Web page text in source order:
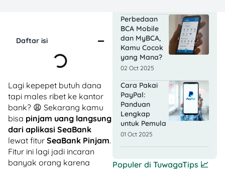
Daftar isi
Lagi kepepet butuh dana
tapi males ribet ke kantor
bank? 😩 Sekarang kamu
bisa pinjam uang langsung
dari aplikasi SeaBank
lewat fitur SeaBank Pinjam.
Fitur ini lagi jadi incaran
banyak orang karena
Perbedaan
BCA Mobile
dan MyBCA,
Kamu Cocok
yang Mana?
02 Oct 2025
Cara Pakai
PayPal:
Panduan
Lengkap
untuk Pemula
01 Oct 2025
Populer di TuwagaTips 📈